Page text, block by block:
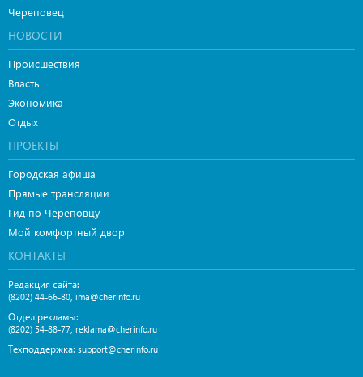
Череповец
НОВОСТИ
Происшествия
Власть
Экономика
Отдых
ПРОЕКТЫ
Городская афиша
Прямые трансляции
Гид по Череповцу
Мой комфортный двор
КОНТАКТЫ
Редакция сайта:
(8202) 44-66-80, ima@cherinfo.ru
Отдел рекламы:
(8202) 54-88-77, reklama@cherinfo.ru
Техподдержка: support@cherinfo.ru